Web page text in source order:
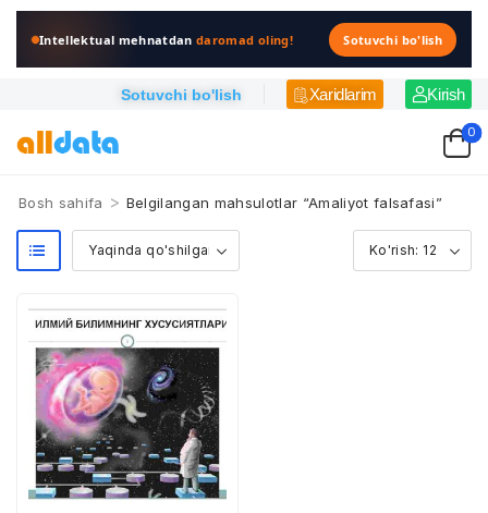
Intellektual mehnatdandaromad oling! Sotuvchi bo'lish
Sotuvchi bo'lish Xaridlarim Kirish
0
Bosh sahifa > Belgilangan mahsulotlar “Amaliyot falsafasi”